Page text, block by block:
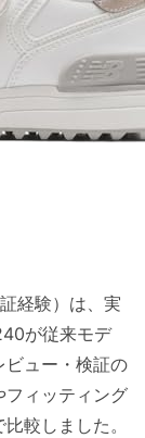
イング伝達
課題
・足型別の
価）
・試着ポ
クポイン
経験）は、実
が従来モデ
ビュー・検証の
フィッティング
較しました。